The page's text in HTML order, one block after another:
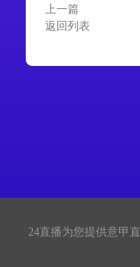
上一篇
返回列表
24直播为您提供意甲